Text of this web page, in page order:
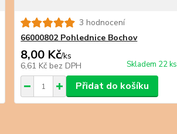
3 hodnocení
66000802 Pohlednice Bochov
8,00 Kč/ks
6,61 Kč bez DPH Skladem 22 ks
Přidat do košíku